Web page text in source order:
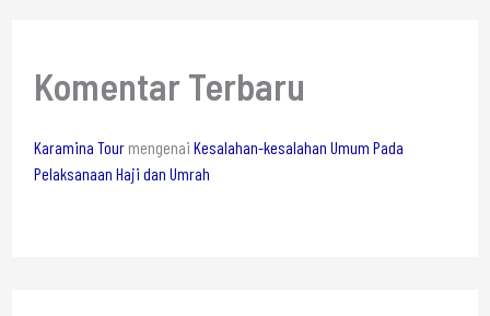
Komentar Terbaru
Karamina Tourmengenai Kesalahan-kesalahan Umum Pada
Pelaksanaan Haji dan Umrah